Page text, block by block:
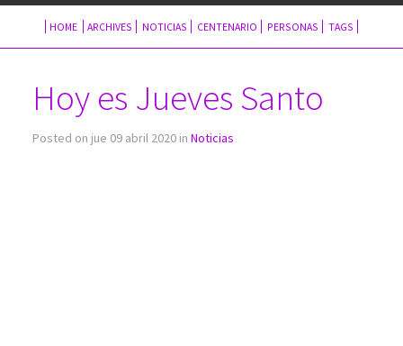
HOME ARCHIVES NOTICIAS CENTENARIO PERSONAS TAGS
Hoy es Jueves Santo
Posted on jue 09 abril 2020 in Noticias